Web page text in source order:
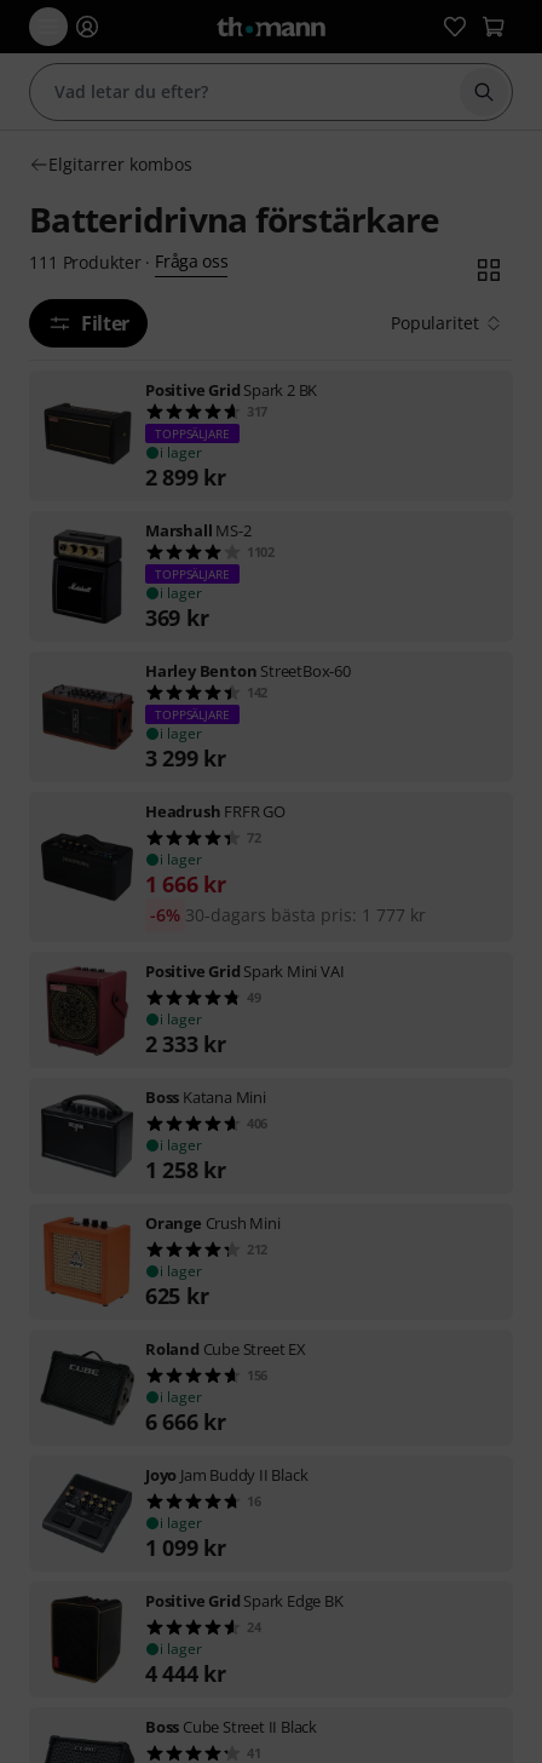
Börja
Elgitarrer kombos
Batteridrivna förstärkare
111 Produkter· Fråga oss
Filter Popularitet
Positive Grid Spark 2 BK
317
TOPPSÄLJARE
i lager
2 899 kr
Marshall MS-2
1102
TOPPSÄLJARE
i lager
369 kr
Harley Benton StreetBox-60
142
TOPPSÄLJARE
i lager
3 299 kr
Headrush FRFR GO
72
i lager
1 666 kr
30-dagars bästa pris: 1 777 kr
-6%
Positive Grid Spark Mini VAI
49
i lager
2 333 kr
Boss Katana Mini
406
i lager
1 258 kr
Orange Crush Mini
212
i lager
625 kr
Roland Cube Street EX
156
i lager
6 666 kr
Joyo Jam Buddy II Black
16
i lager
1 099 kr
Positive Grid Spark Edge BK
24
i lager
4 444 kr
Boss Cube Street II Black
41